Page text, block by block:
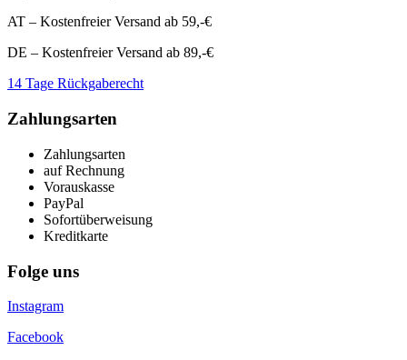
AT – Kostenfreier Versand ab 59,-€
DE – Kostenfreier Versand ab 89,-€
14 Tage Rückgaberecht
Zahlungsarten
Zahlungsarten
auf Rechnung
Vorauskasse
PayPal
Sofortüberweisung
Kreditkarte
Folge uns
Instagram
Facebook